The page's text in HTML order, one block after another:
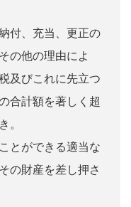
付、充当、更正の
の他の理由によ
及びこれに先立つ
合計額を著しく超
。
とができる適当な
の財産を差し押さ